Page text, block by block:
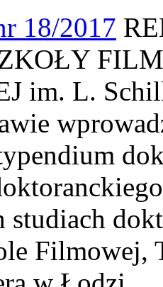
18/2017
im. L.
studiach
Filmowej,